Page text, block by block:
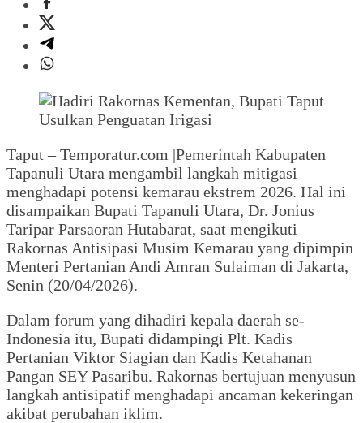
Taput – Temporatur.com |Pemerintah Kabupaten
Tapanuli Utara mengambil langkah mitigasi
menghadapi potensi kemarau ekstrem 2026. Hal ini
disampaikan Bupati Tapanuli Utara, Dr. Jonius
Taripar Parsaoran Hutabarat, saat mengikuti
Rakornas Antisipasi Musim Kemarau yang dipimpin
Menteri Pertanian Andi Amran Sulaiman di Jakarta,
Senin (20/04/2026).
Dalam forum yang dihadiri kepala daerah se-
Indonesia itu, Bupati didampingi Plt. Kadis
Pertanian Viktor Siagian dan Kadis Ketahanan
Pangan SEY Pasaribu. Rakornas bertujuan menyusun
langkah antisipatif menghadapi ancaman kekeringan
akibat perubahan iklim.